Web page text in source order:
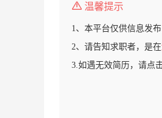
温馨提示
1、本平台仅供信息发
2、请告知求职者，是在
3.如遇无效简历，请点